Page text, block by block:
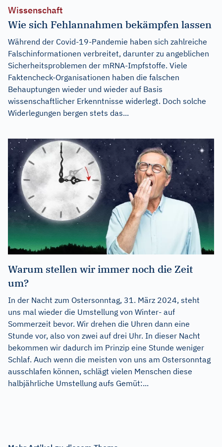
Wissenschaft
Wie sich Fehlannahmen bekämpfen lassen
Während der Covid-19-Pandemie haben sich zahlreiche
Falschinformationen verbreitet, darunter zu angeblichen
Sicherheitsproblemen der mRNA-Impfstoffe. Viele
Faktencheck-Organisationen haben die falschen
Behauptungen wieder und wieder auf Basis
wissenschaftlicher Erkenntnisse widerlegt. Doch solche
Widerlegungen bergen stets das...
Warum stellen wir immer noch die Zeit
um?
In der Nacht zum Ostersonntag, 31. März 2024, steht
uns mal wieder die Umstellung von Winter- auf
Sommerzeit bevor. Wir drehen die Uhren dann eine
Stunde vor, also von zwei auf drei Uhr. In dieser Nacht
bekommen wir dadurch im Prinzip eine Stunde weniger
Schlaf. Auch wenn die meisten von uns am Ostersonntag
ausschlafen können, schlägt vielen Menschen diese
halbjährliche Umstellung aufs Gemüt:...